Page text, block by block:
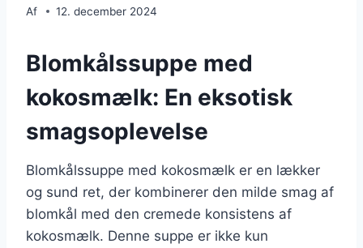
Af 12. december 2024
Blomkålssuppe med
kokosmælk: En eksotisk
smagsoplevelse
Blomkålssuppe med kokosmælk er en lækker
og sund ret, der kombinerer den milde smag af
blomkål med den cremede konsistens af
kokosmælk. Denne suppe er ikke kun